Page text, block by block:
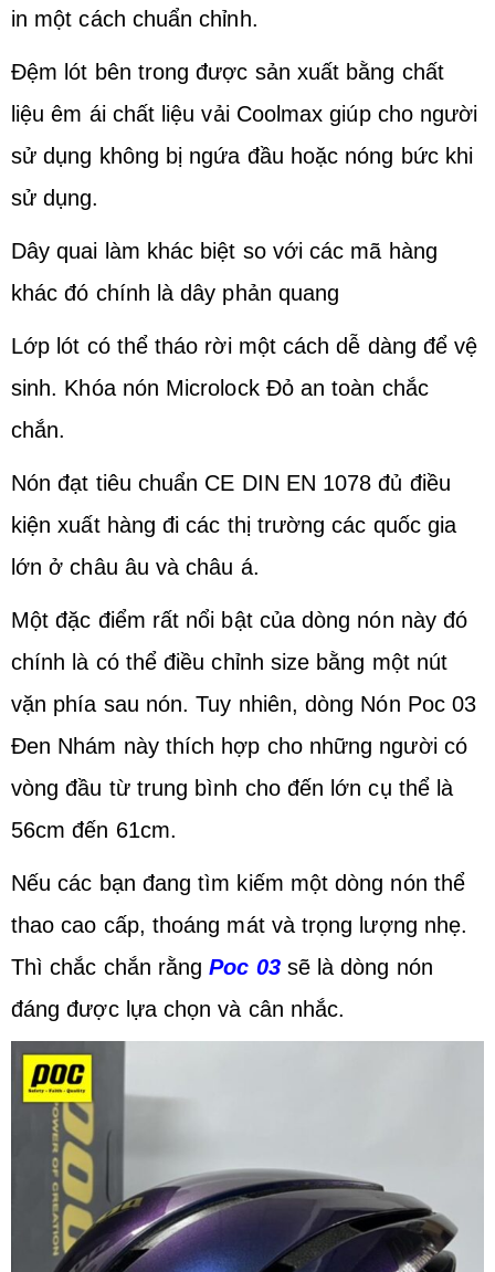
in một cách chuẩn chỉnh.
Đệm lót bên trong được sản xuất bằng chất
liệu êm ái chất liệu vải Coolmax giúp cho người
sử dụng không bị ngứa đầu hoặc nóng bức khi
sử dụng.
Dây quai làm khác biệt so với các mã hàng
khác đó chính là dây phản quang
Lớp lót có thể tháo rời một cách dễ dàng để vệ
sinh. Khóa nón Microlock Đỏ an toàn chắc
chắn.
Nón đạt tiêu chuẩn CE DIN EN 1078 đủ điều
kiện xuất hàng đi các thị trường các quốc gia
lớn ở châu âu và châu á.
Một đặc điểm rất nổi bật của dòng nón này đó
chính là có thể điều chỉnh size bằng một nút
vặn phía sau nón. Tuy nhiên, dòng Nón Poc 03
Đen Nhám này thích hợp cho những người có
vòng đầu từ trung bình cho đến lớn cụ thể là
56cm đến 61cm.
Nếu các bạn đang tìm kiếm một dòng nón thể
thao cao cấp, thoáng mát và trọng lượng nhẹ.
Thì chắc chắn rằngPoc 03sẽ là dòng nón
đáng được lựa chọn và cân nhắc.